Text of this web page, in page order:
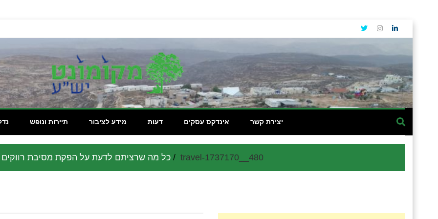
תיירות ונופש מידע לציבור דעות אינדקס עסקים יצירת קשר
כל מה שרציתם לדעת על הפקת מסיבת travel-1737170__480